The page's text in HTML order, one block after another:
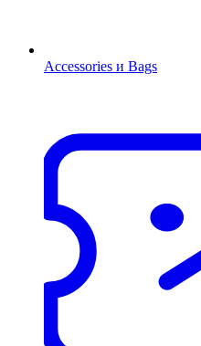
Accessories и Bags